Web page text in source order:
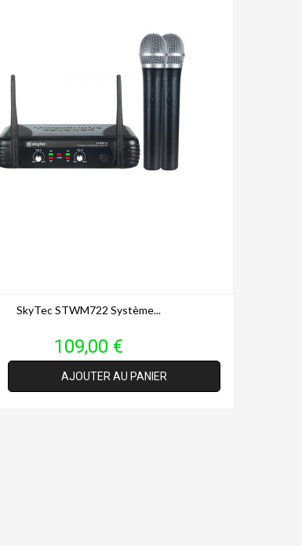
SkyTec STWM722 Système...
Prix
109,00 €
AJOUTER AU PANIER